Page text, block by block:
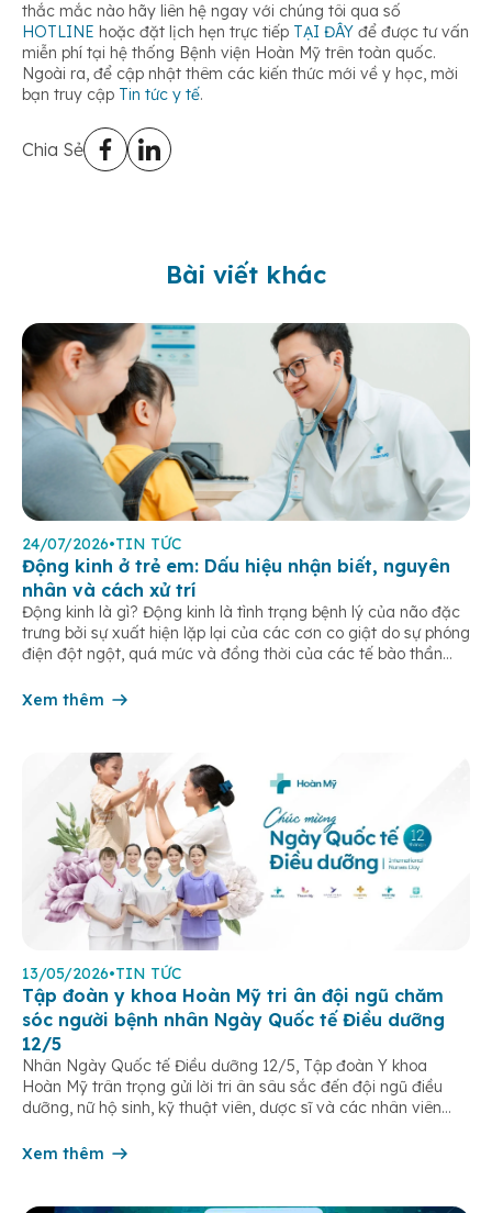
thắc mắc nào hãy liên hệ ngay với chúng tôi qua số
HOTLINE hoặc đặt lịch hẹn trực tiếp TẠI ĐÂY để được tư vấn
miễn phí tại hệ thống Bệnh viện Hoàn Mỹ trên toàn quốc.
Ngoài ra, để cập nhật thêm các kiến thức mới về y học, mời
bạn truy cập Tin tức y tế.
Chia Sẻ
Bài viết khác
24/07/2026•TIN TỨC
Động kinh ở trẻ em: Dấu hiệu nhận biết, nguyên
nhân và cách xử trí
Động kinh là gì? Động kinh là tình trạng bệnh lý của não đặc
trưng bởi sự xuất hiện lặp lại của các cơn co giật do sự phóng
điện đột ngột, quá mức và đồng thời của các tế bào thần
Xem thêm
13/05/2026•TIN TỨC
Tập đoàn y khoa Hoàn Mỹ tri ân đội ngũ chăm
sóc người bệnh nhân Ngày Quốc tế Điều dưỡng
12/5
Nhân Ngày Quốc tế Điều dưỡng 12/5, Tập đoàn Y khoa
Hoàn Mỹ trân trọng gửi lời tri ân sâu sắc đến đội ngũ điều
dưỡng, nữ hộ sinh, kỹ thuật viên, dược sĩ và các nhân viên
âm thầm đồng hành trên […]
Xem thêm